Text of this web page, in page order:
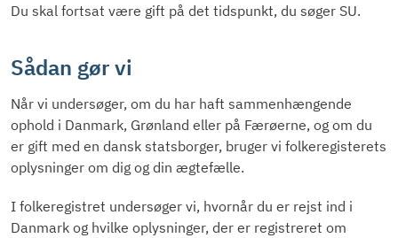
Du skal fortsat være gift på det tidspunkt, du søger SU.
Sådan gør vi
Når vi undersøger, om du har haft sammenhængende
ophold i Danmark, Grønland eller på Færøerne, og om du
er gift med en dansk statsborger, bruger vi folkeregisterets
oplysninger om dig og din ægtefælle.
I folkeregistret undersøger vi, hvornår du er rejst ind i
Danmark og hvilke oplysninger, der er registreret om